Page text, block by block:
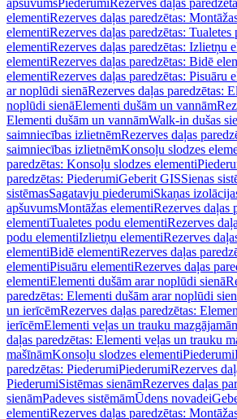
apšuvumsPiederumiRezerves daļas
elementiRezerves daļas paredzētas:
elementiRezerves daļas paredzētas: Tualetes
elementiRezerves daļas paredzētas: Izlietņu
elementiRezerves daļas paredzētas: Bidē
elementiRezerves daļas paredzētas: Pisuāru
ar noplūdi sienāRezerves daļas paredzētas:
noplūdi sienāElementi dušām un vannām
Elementi dušām un vannāmWalk-in dušas
saimniecības izlietnēmRezerves daļas
saimniecības izlietnēmKonsoļu slodzes
paredzētas: Konsoļu slodzes elementi
paredzētas: PiederumiGeberit GISSienas
sistēmasSagatavju piederumiSkaņas
apšuvumsMontāžas elementiRezerves daļas
elementiTualetes podu elementiRezerves
podu elementiIzlietņu elementiRezerves
elementiBidē elementiRezerves daļas
elementiPisuāru elementiRezerves daļas
elementiElementi dušām arar noplūdi sienā
paredzētas: Elementi dušām arar noplūdi
un ierīcēmRezerves daļas paredzētas:
ierīcēmElementi veļas un trauku
daļas paredzētas: Elementi veļas un trauku
mašīnāmKonsoļu slodzes elementiPiederumi
paredzētas: PiederumiPiederumiRezerves
PiederumiSistēmas sienāmRezerves daļas
sienāmPadeves sistēmāmŪdens novadei
elementiRezerves daļas paredzētas: